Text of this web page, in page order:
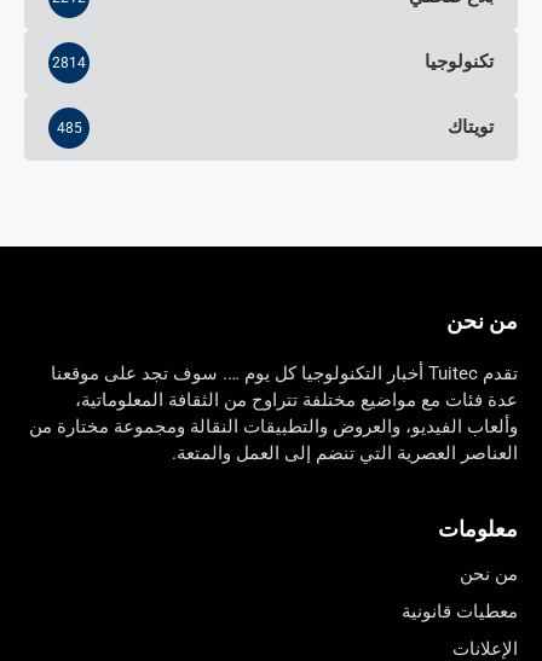
تكنولوجيا 2814
تويتاك 485
من نحن
تقدم Tuitec أخبار التكنولوجيا كل يوم …. سوف تجد على موقعنا
عدة فئات مع مواضيع مختلفة تتراوح من الثقافة المعلوماتية،
وألعاب الفيديو، والعروض والتطبيقات النقالة ومجموعة مختارة من
العناصر العصرية التي تنضم إلى العمل والمتعة.
معلومات
من نحن
معطيات قانونية
الإعلانات